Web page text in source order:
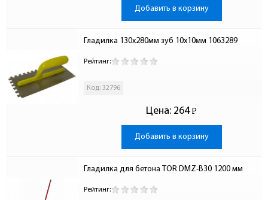
Добавить в корзину
Гладилка 130х280мм зуб 10х10мм 1063289
Рейтинг:
Код: 32796
Цена: 264 Р
-
Добавить в корзину
Гладилка для бетона TOR DMZ-B30 1200 мм
Рейтинг: